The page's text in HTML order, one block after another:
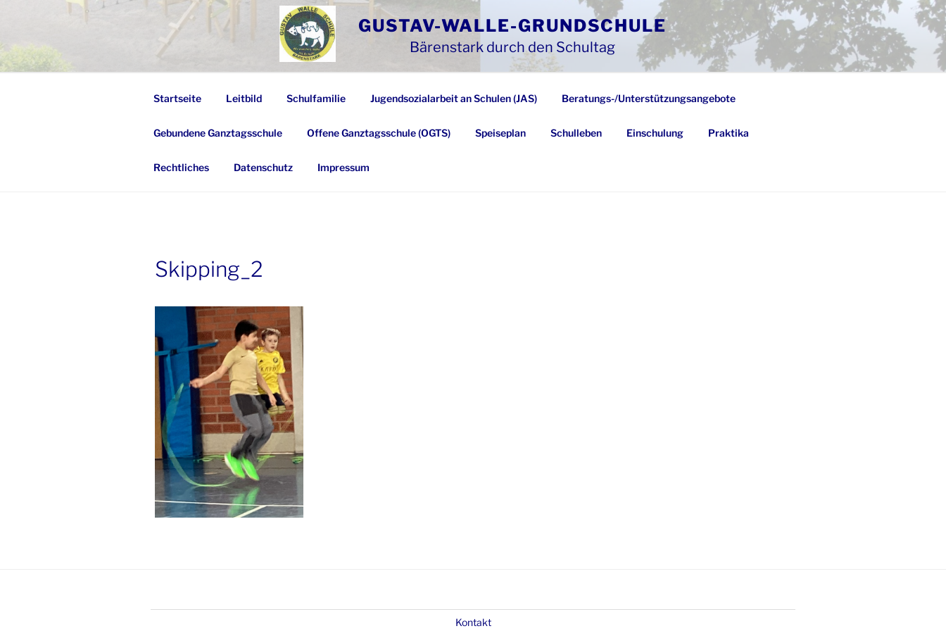
springen
GUSTAV-WALLE-GRUNDSCHULE
Bärenstark durch den Schultag
Startseite Leitbild Schulfamilie Jugendsozialarbeit an Schulen (JAS) Beratungs-/Unterstützungsangebote
Gebundene Ganztagsschule Offene Ganztagsschule (OGTS) Speiseplan Schulleben Einschulung Praktika
Rechtliches Datenschutz Impressum
Skipping_2
Kontakt